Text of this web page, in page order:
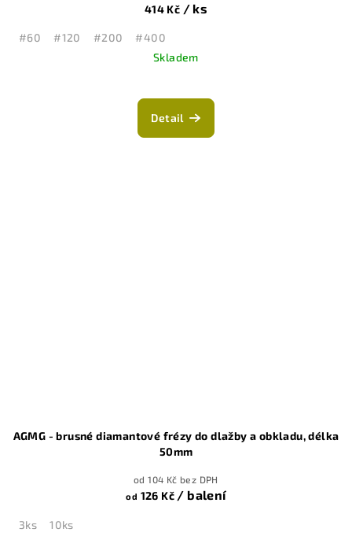
414 Kč / ks
#60 #120 #200
#400
Skladem
Detail
AGMG - brusné diamantové frézy do dlažby a obkladu, délka
50mm
od 104 Kč bez DPH
od 126 Kč / balení
3ks
10ks